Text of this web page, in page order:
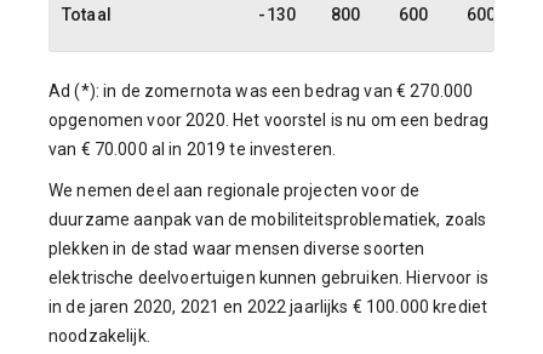
Totaal -130 800 600 600
Ad (*): in de zomernota was een bedrag van € 270.000
opgenomen voor 2020. Het voorstel is nu om een bedrag
van € 70.000 al in 2019 te investeren.
We nemen deel aan regionale projecten voor de
duurzame aanpak van de mobiliteitsproblematiek, zoals
plekken in de stad waar mensen diverse soorten
elektrische deelvoertuigen kunnen gebruiken. Hiervoor is
in de jaren 2020, 2021 en 2022 jaarlijks € 100.000 krediet
noodzakelijk.